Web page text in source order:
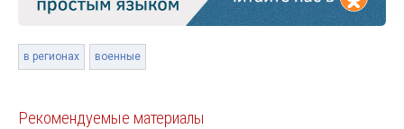
в регионах военные
Рекомендуемые материалы